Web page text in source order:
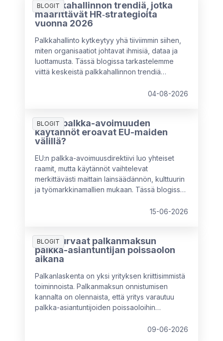
BLOGIT
5 palkkahallinnon trendiä, jotka
määrittävät HR‑strategioita
vuonna 2026
Palkkahallinto kytkeytyy yhä tiiviimmin siihen,
miten organisaatiot johtavat ihmisiä, dataa ja
luottamusta. Tässä blogissa tarkastelemme
viittä keskeistä palkkahallinnon trendiä
2026 -tutkimuksen havaintoja sekä
rakentaessaan tulevaisuuden
palkkahallintostrategioita.
04-08-2026
BLOGIT
Miten palkka-avoimuuden
käytännöt eroavat EU-maiden
välillä?
EU:n palkka-avoimuusdirektiivi luo yhteiset
raamit, mutta käytännöt vaihtelevat
merkittävästi maittain lainsäädännön, kulttuurin
ja työmarkkinamallien mukaan. Tässä blogissa
Ruotsin, Saksan, Alankomaiden, Italian ja
paikallinen mukautuminen on välttämätöntä.
15-06-2026
BLOGIT
Näin turvaat palkanmaksun
palkka-asiantuntijan poissaolon
aikana
Palkanlaskenta on yksi yrityksen kriittisimmistä
toiminnoista. Palkanmaksun onnistumisen
kannalta on olennaista, että yritys varautuu
palkka-asiantuntijoiden poissaoloihin
09-06-2026